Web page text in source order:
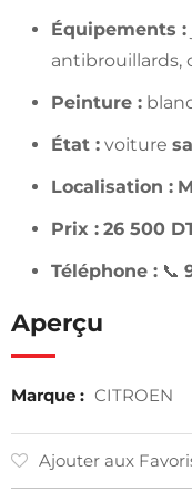
Équipements :
antibrouillards,
Peinture :
État : voiture
Localisation :
Prix : 26 500
Téléphone : 📞
Aperçu
Marque : CITROEN
Ajouter aux